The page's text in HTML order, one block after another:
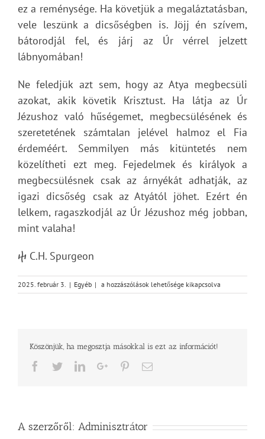
ez a reménysége. Ha követjük a megaláztatásban,
vele leszünk a dicsőségben is. Jöjj én szívem,
bátorodjál fel, és járj az Úr vérrel jelzett
lábnyomában!
Ne feledjük azt sem, hogy az Atya megbecsüli
azokat, akik követik Krisztust. Ha látja az Úr
Jézushoz való hűségemet, megbecsülésének és
szeretetének számtalan jelével halmoz el Fia
érdeméért. Semmilyen más kitüntetés nem
közelítheti ezt meg. Fejedelmek és királyok a
megbecsülésnek csak az árnyékát adhatják, az
igazi dicsőség csak az Atyától jöhet. Ezért én
lelkem, ragaszkodjál az Úr Jézushoz még jobban,
mint valaha!
ⴕ C.H. Spurgeon
2025. február 3. | Egyéb | Isten
ígéreteinek
a
vezet
a hozzászólások lehetősége kikapcsolva
Köszönjük, ha megosztja másokkal is ezt az információt!
Facebook
TwitterLinkedInGoogle+PinterestEmail
A szerzőről: Adminisztrátor